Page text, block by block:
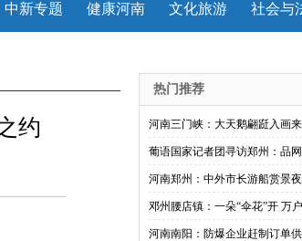
中新专题 健康河南 文化旅游 社会与
约
热门推荐
河南三门峡：大天鹅翩跹入画来
葡语国家记者团寻访郑州：品
河南郑州：中外市长游船赏景
邓州腰店镇：一朵“伞花”开 万
河南南阳：防爆企业赶制订单